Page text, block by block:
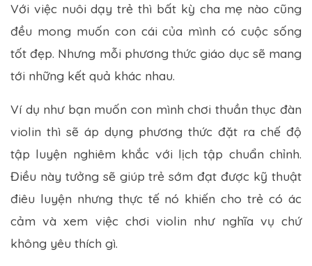
Với việc nuôi dạy trẻ thì bất kỳ cha mẹ nào cũng
đều mong muốn con cái của mình có cuộc sống
tốt đẹp. Nhưng mỗi phương thức giáo dục sẽ mang
tới những kết quả khác nhau.
Ví dụ như bạn muốn con mình chơi thuần thục đàn
violin thì sẽ áp dụng phương thức đặt ra chế độ
tập luyện nghiêm khắc với lịch tập chuẩn chỉnh.
Điều này tưởng sẽ giúp trẻ sớm đạt được kỹ thuật
điêu luyện nhưng thực tế nó khiến cho trẻ có ác
cảm và xem việc chơi violin như nghĩa vụ chứ
không yêu thích gì.